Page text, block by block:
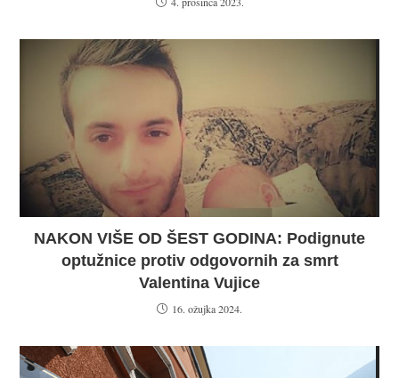
NAKON VIŠE OD ŠEST GODINA: Podignute
optužnice protiv odgovornih za smrt
Valentina Vujice
16. ožujka 2024.